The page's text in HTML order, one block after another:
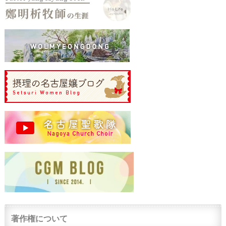
著作権について